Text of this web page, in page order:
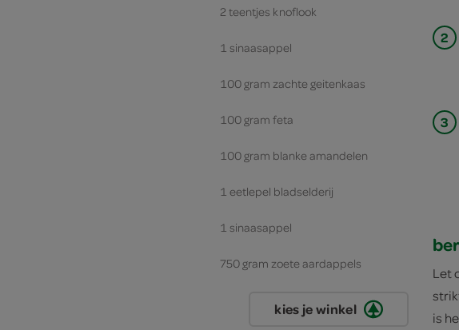
2 teentjes knoflook
1 sinaasappel
100 gram zachte geitenkaas
100 gram feta
100 gram blanke amandelen
1 eetlepel bladselderij
1 sinaasappel
750 gram zoete aardappels
kies je winkel
2
3
Let
is